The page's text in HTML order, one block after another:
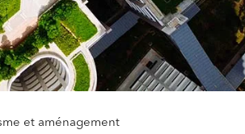
et aménagement